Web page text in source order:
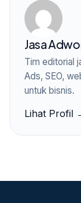
Jasa
Tim editorial
Ads, SEO,
untuk bisnis.
Lihat Profil